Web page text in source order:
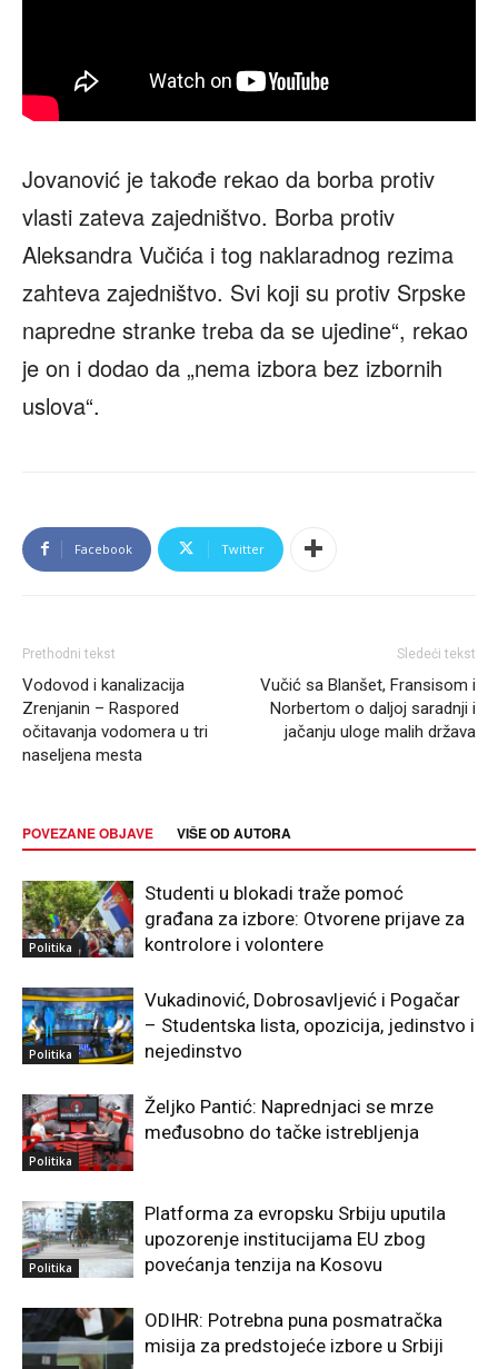
Jovanović je takođe rekao da borba protiv
vlasti zateva zajedništvo. Borba protiv
Aleksandra Vučića i tog naklaradnog rezima
zahteva zajedništvo. Svi koji su protiv Srpske
napredne stranke treba da se ujedine“, rekao
je on i dodao da „nema izbora bez izbornih
uslova“.
Facebook Twitter
Prethodni tekst
Vodovod i kanalizacija
Zrenjanin – Raspored
očitavanja vodomera u tri
naseljena mesta
Sledeći tekst
Vučić sa Blanšet, Fransisom i
Norbertom o daljoj saradnji i
jačanju uloge malih država
POVEZANE OBJAVE VIŠE OD AUTORA
Politika
Studenti u blokadi traže pomoć
građana za izbore: Otvorene prijave za
kontrolore i volontere
Politika
Vukadinović, Dobrosavljević i Pogačar
– Studentska lista, opozicija, jedinstvo i
nejedinstvo
Politika
Željko Pantić: Naprednjaci se mrze
međusobno do tačke istrebljenja
Politika
Platforma za evropsku Srbiju uputila
upozorenje institucijama EU zbog
povećanja tenzija na Kosovu
ODIHR: Potrebna puna posmatračka
misija za predstojeće izbore u Srbiji